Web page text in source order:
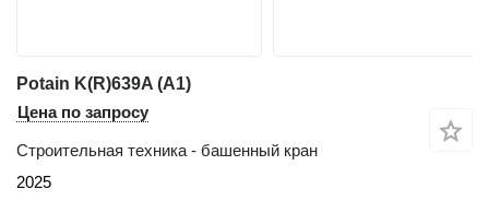
Potain K(R)639A (A1)
Цена по запросу
Строительная техника - башенный кран
2025